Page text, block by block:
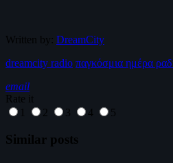
Written by: DreamCity
dreamcity radio παγκόσμια ημέρα
email
Rate it
1
2 3 4 5
Similar posts